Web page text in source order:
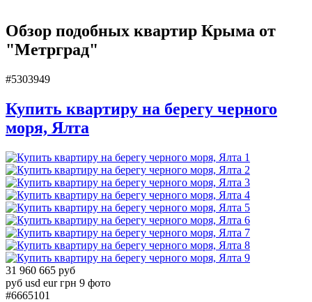
Обзор подобных квартир Крыма от
"Метрград"
#5303949
Купить квартиру на берегу черного
моря, Ялта
1
2
3
4
5
6
7
8
9
31 960 665 руб
руб usd eur грн 9 фото
#6665101